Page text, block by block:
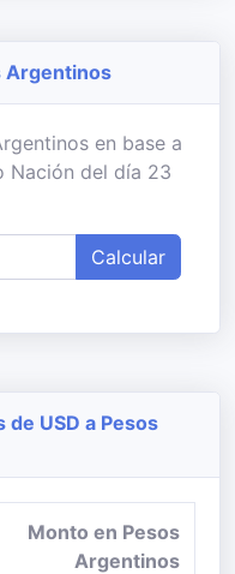
Argentinos
en base a
Nación del día 23
Calcular
USD a Pesos
Monto en Pesos
Argentinos